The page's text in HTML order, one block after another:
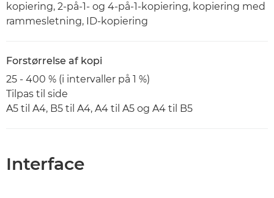
kopiering, 2-på-1- og 4-på-1-kopiering, kopiering med
rammesletning, ID-kopiering
Forstørrelse af kopi
25 - 400 % (i intervaller på 1 %)
Tilpas til side
A5 til A4, B5 til A4, A4 til A5 og A4 til B5
Interface